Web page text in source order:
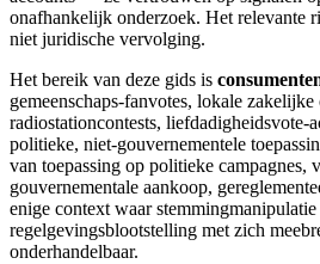
onafhankelijk onderzoek. Het relevante
niet juridische vervolging.
Het bereik van deze gids is
gemeenschaps-fanvotes, lokale zakelijke
radiostationcontests, liefdadigheidsvote-
politieke, niet-gouvernementele
van toepassing op politieke campagnes,
gouvernementale aankoop,
enige context waar
regelgevingsblootstelling met zich
onderhandelbaar.